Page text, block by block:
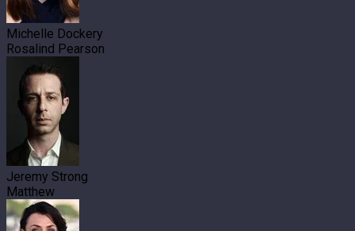
Michelle Dockery
Rosalind Pearson
Jeremy Strong
Matthew